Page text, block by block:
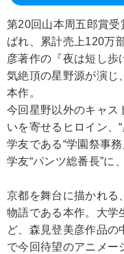
第20回山本周五郎賞
ばれ、累計売上120万
彦著作の『夜は短し歩
気絶頂の星野源が演じ
本作。
今回星野以外のキャス
いを寄せるヒロイン、
学友である“学園祭事
学友“パンツ総番長”に
京都を舞台に描かれる
物語である本作。大学
ど、森見登美彦作品の
で今回待望のアニメー